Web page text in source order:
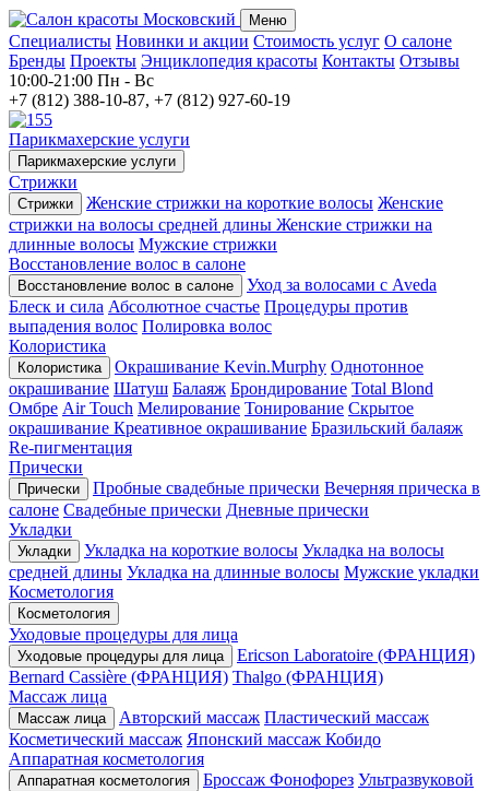
Меню
Специалисты Новинки и акции Стоимость услуг О салоне
Бренды Проекты Энциклопедия красоты Контакты Отзывы
10:00-21:00 Пн - Вс
+7 (812) 388-10-87, +7 (812) 927-60-19
Парикмахерские услуги
Парикмахерские услуги
Стрижки
Стрижки Женские стрижки на короткие волосы Женские
стрижки на волосы средней длины Женские стрижки на
длинные волосы Мужские стрижки
Восстановление волос в салоне
Восстановление волос в салоне
Уход за волосами с Aveda
Блеск и сила Абсолютное счастье Процедуры против
выпадения волос Полировка волос
Колористика
Колористика Окрашивание Kevin.Murphy Однотонное
окрашивание Шатуш Балаяж Брондирование Total Blond
Омбре Air Touch Мелирование Тонирование Скрытое
окрашивание Креативное окрашивание Бразильский балаяж
Re-пигментация
Прически
Прически Пробные свадебные прически Вечерняя прическа в
салоне Свадебные прически Дневные прически
Укладки
Укладки Укладка на короткие волосы Укладка на волосы
средней длины Укладка на длинные волосы Мужские укладки
Косметология
Косметология
Уходовые процедуры для лица
Уходовые процедуры для лица
Ericson Laboratoire (ФРАНЦИЯ)
Bernard Cassière (ФРАНЦИЯ) Thalgo (ФРАНЦИЯ)
Массаж лица
Массаж лица Авторский массаж Пластический массаж
Косметический массаж Японский массаж Кобидо
Аппаратная косметология
Аппаратная косметология Броссаж Фонофорез Ультразвуковой